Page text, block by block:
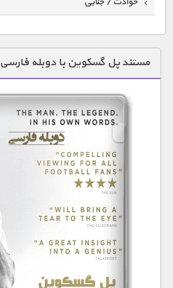
دنیای خوراکی ها
زمین شناسی / محیط زیست
سازه/ معماری/ مهندسی
سرگرمی
شناخت کودکان
طبیعت
علم و فناوری
فرهنگ / هنر
کیهان / نجوم
گردشگری
مستند پل گسکوین با دوبله فارسی